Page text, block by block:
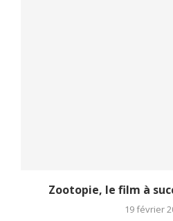
Zootopie, le film à
19 février